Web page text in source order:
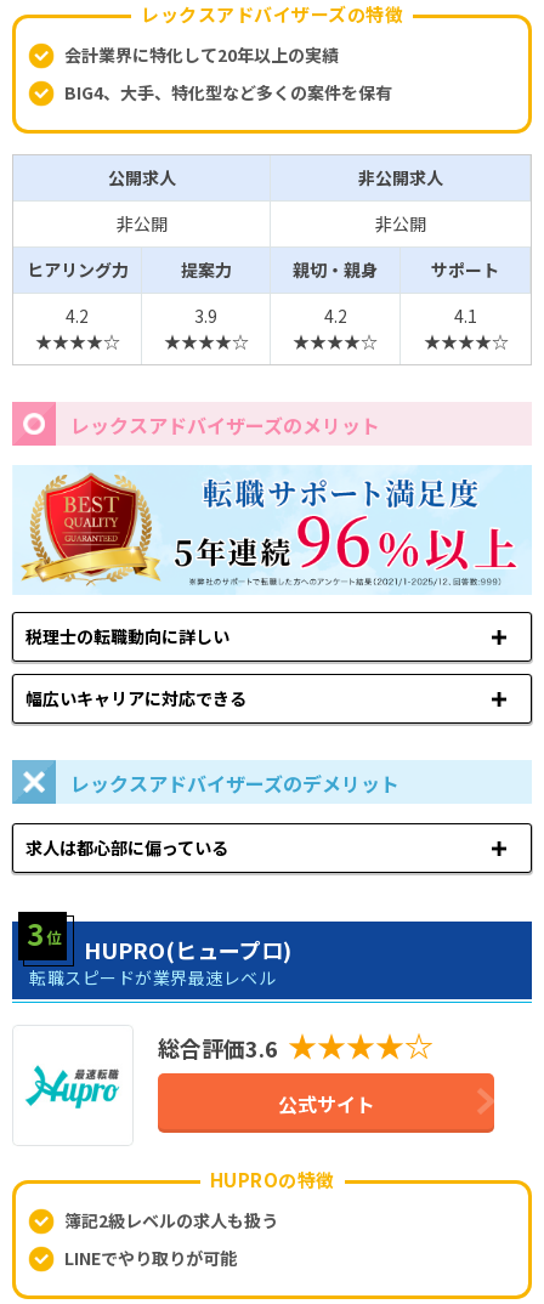
レックスアドバイザーズの特徴
会計業界に特化して20年以上の実績
BIG4、大手、特化型など多くの案件を保有
公開求人
非公開求人
非公開
非公開
ヒアリング力
提案力 親切・親身
サポート
4.2
★★★★☆
3.9
★★★★☆
4.2
★★★★☆
4.1
★★★★☆
レックスアドバイザーズのメリット
税理士の転職動向に詳しい
幅広いキャリアに対応できる
レックスアドバイザーズのデメリット
求人は都心部に偏っている
HUPRO(ヒュープロ)
転職スピードが業界最速レベル
総合評価3.6 ★★★★☆
公式サイト
HUPROの特徴
簿記2級レベルの求人も扱う
LINEでやり取りが可能